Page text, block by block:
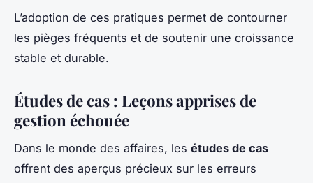
L’adoption de ces pratiques permet de contourner
les pièges fréquents et de soutenir une croissance
stable et durable.
Études de cas : Leçons apprises de
gestion échouée
Dans le monde des affaires, les études de cas
offrent des aperçus précieux sur les erreurs